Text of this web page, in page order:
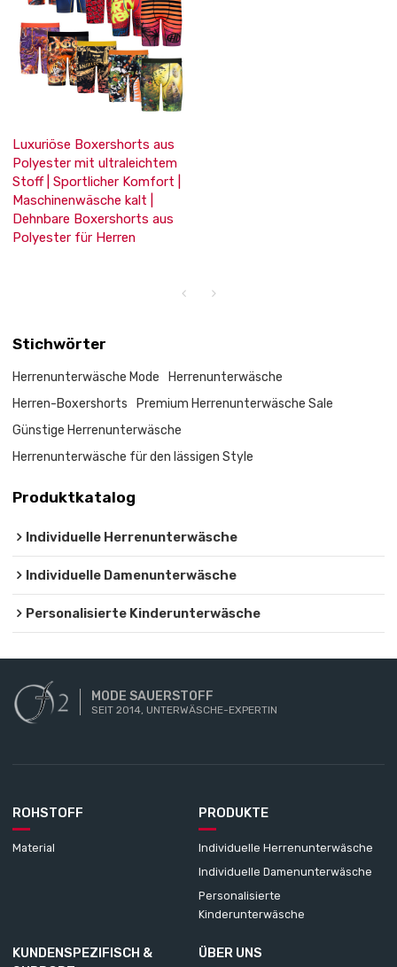
Luxuriöse Boxershorts aus
Polyester mit ultraleichtem
Stoff | Sportlicher Komfort |
Maschinenwäsche kalt |
Dehnbare Boxershorts aus
Polyester für Herren
Stichwörter
Herrenunterwäsche Mode
Herrenunterwäsche
Herren-Boxershorts
Premium Herrenunterwäsche Sale
Günstige Herrenunterwäsche
Herrenunterwäsche für den lässigen Style
Produktkatalog
Individuelle Herrenunterwäsche
Individuelle Damenunterwäsche
Personalisierte Kinderunterwäsche
MODE SAUERSTOFF
SEIT 2014, UNTERWÄSCHE-EXPERTIN
ROHSTOFF
Material
PRODUKTE
Individuelle Herrenunterwäsche
Individuelle Damenunterwäsche
Personalisierte
Kinderunterwäsche
KUNDENSPEZIFISCH &
ÜBER UNS